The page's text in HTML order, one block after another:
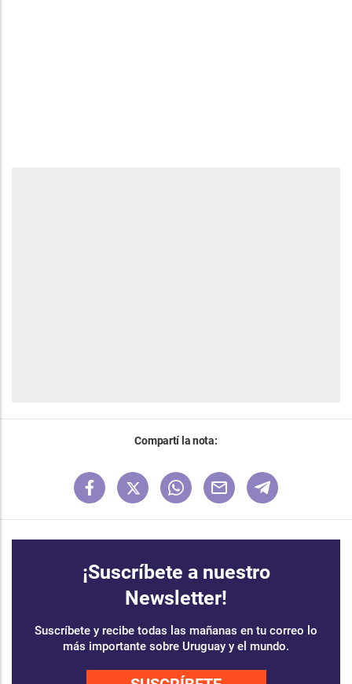
Compartí la nota:
¡Suscríbete a nuestro
Newsletter!
Suscríbete y recibe todas las mañanas en tu correo lo
más importante sobre Uruguay y el mundo.